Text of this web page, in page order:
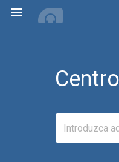
menu